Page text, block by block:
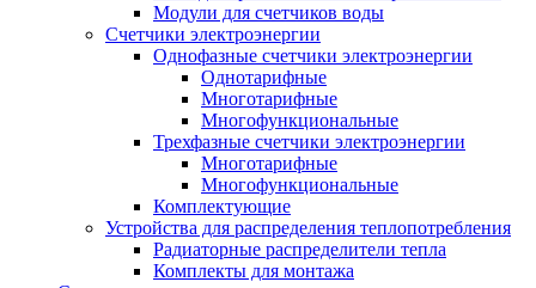
Модули для счетчиков воды
Счетчики электроэнергии
Однофазные счетчики электроэнергии
Однотарифные
Многотарифные
Многофункциональные
Трехфазные счетчики электроэнергии
Многотарифные
Многофункциональные
Комплектующие
Устройства для распределения теплопотребления
Радиаторные распределители тепла
Комплекты для монтажа